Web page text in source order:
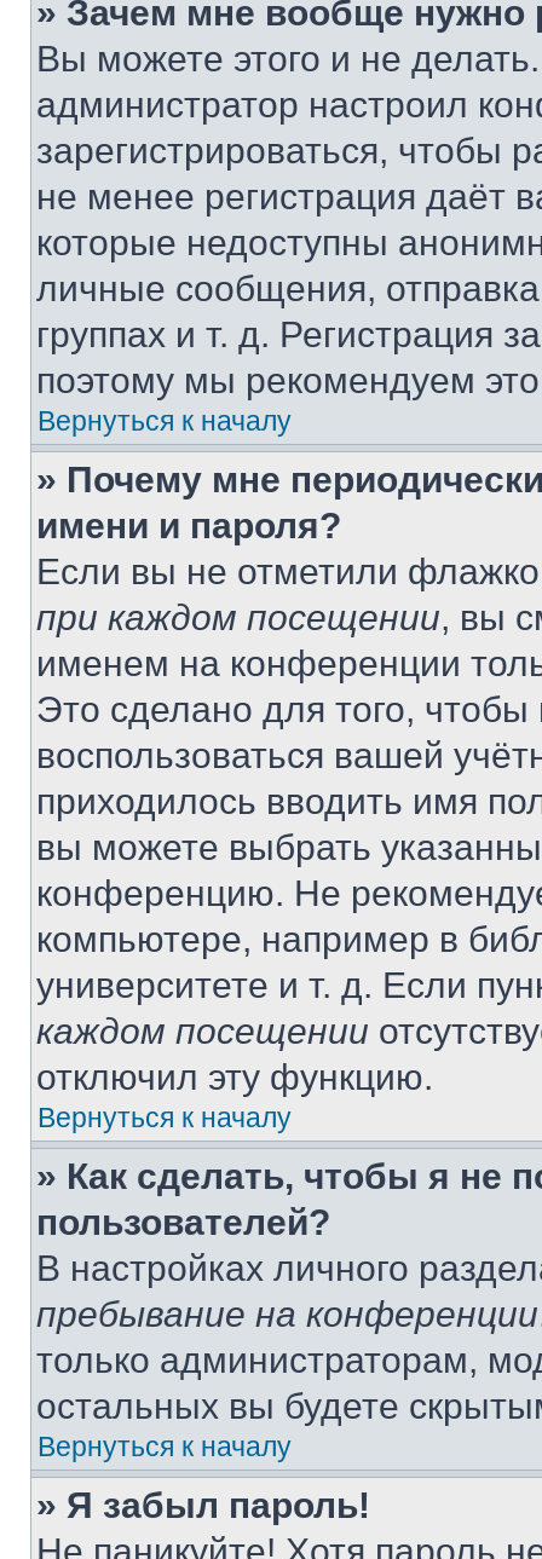
» Зачем мне вообще нужно
Вы можете этого и не
администратор настроил
зарегистрироваться, чтобы
не менее регистрация даёт
которые недоступны
личные сообщения,
группах и т. д. Регистрация
поэтому мы рекомендуем
Вернуться к началу
» Почему мне
имени и пароля?
Если вы не отметили
при каждом посещении, вы
именем на конференции
Это сделано для того, чтобы
воспользоваться вашей
приходилось вводить имя
вы можете выбрать
конференцию. Не
компьютере, например в
университете и т. д. Если
каждом посещении
отключил эту функцию.
Вернуться к началу
» Как сделать, чтобы я не
пользователей?
В настройках личного
пребывание на конференции
только администраторам,
остальных вы будете
Вернуться к началу
» Я забыл пароль!